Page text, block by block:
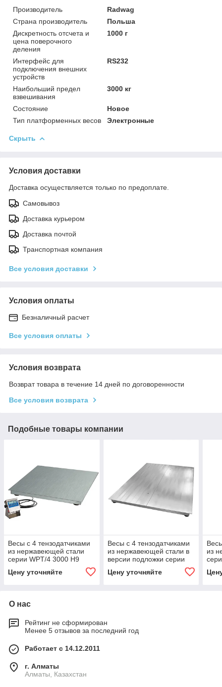
Производитель
Radwag
Страна производитель
Польша
Дискретность отсчета и
цена поверочного
деления
1000 г
Интерфейс для
подключения внешних
устройств
RS232
Наибольший предел
взвешивания
3000 кг
Состояние
Новое
Тип платформенных весов
Электронные
Скрыть
Условия доставки
Доставка осуществляется только по предоплате.
Самовывоз
Доставка курьером
Доставка почтой
Транспортная компания
Все условия доставки
Условия оплаты
Безналичный расчет
Все условия оплаты
Условия возврата
Возврат товара в течение 14 дней по договоренности
Все условия возврата
Подобные товары компании
Весы с 4 тензодатчиками
из нержавеющей стали
серии WPT/4 3000 H9
Цену уточняйте
Весы с 4 тензодатчиками
из нержавеющей стали в
версии подложки серии
Цену уточняйте
из
О нас
Рейтинг не сформирован
Менее 5 отзывов за последний год
Работает с 14.12.2011
г. Алматы
Алматы, Казахстан